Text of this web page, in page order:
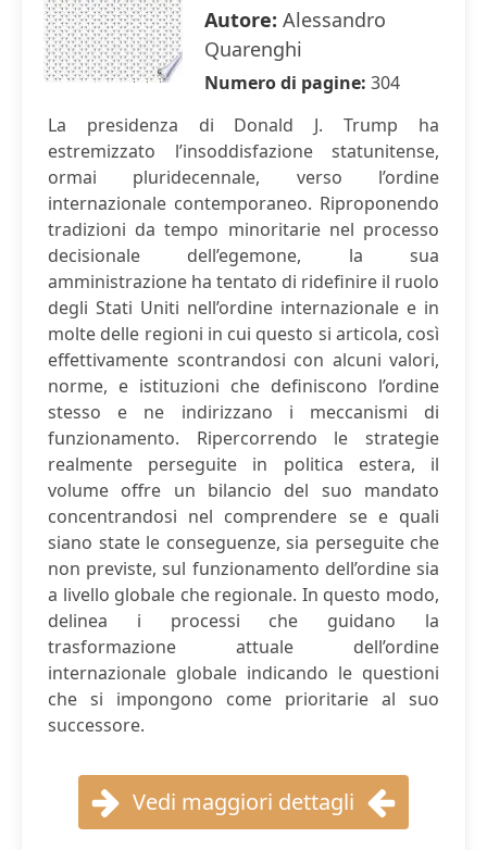
Autore: Alessandro
Quarenghi
Numero di pagine: 304
La presidenza di Donald J. Trump ha
estremizzato l’insoddisfazione statunitense,
ormai pluridecennale, verso l’ordine
internazionale contemporaneo. Riproponendo
tradizioni da tempo minoritarie nel processo
decisionale dell’egemone, la sua
amministrazione ha tentato di ridefinire il ruolo
degli Stati Uniti nell’ordine internazionale e in
molte delle regioni in cui questo si articola, così
effettivamente scontrandosi con alcuni valori,
norme, e istituzioni che definiscono l’ordine
stesso e ne indirizzano i meccanismi di
funzionamento. Ripercorrendo le strategie
realmente perseguite in politica estera, il
volume offre un bilancio del suo mandato
concentrandosi nel comprendere se e quali
siano state le conseguenze, sia perseguite che
non previste, sul funzionamento dell’ordine sia
a livello globale che regionale. In questo modo,
delinea i processi che guidano la
trasformazione attuale dell’ordine
internazionale globale indicando le questioni
che si impongono come prioritarie al suo
successore.
Vedi maggiori dettagli